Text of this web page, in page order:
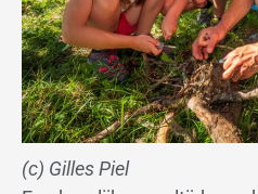
(c) Gilles Piel